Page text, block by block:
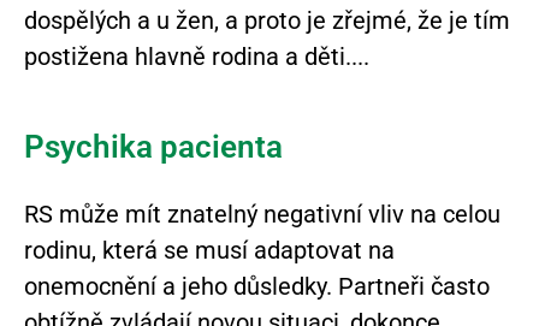
dospělých a u žen, a proto je zřejmé, že je tím
postižena hlavně rodina a děti.
Psychika pacienta
RS může mít znatelný negativní vliv na celou
rodinu, která se musí adaptovat na
onemocnění a jeho důsledky. Partneři často